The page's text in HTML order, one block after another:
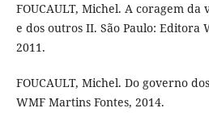
FOUCAULT, Michel. A coragem
e dos outros II. São Paulo: Editora
2011.
FOUCAULT, Michel. Do governo
WMF Martins Fontes, 2014.